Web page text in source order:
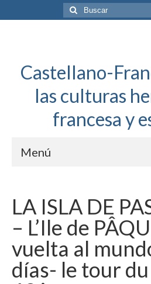
Buscar
por:
Castellano-
las culturas
francesa y
Menú
Français: Dossier Général
Français à toute allure
Bordeaux Tregey
Literatura española
LA ISLA DE
– L’Ile de
vuelta al
días- le tour